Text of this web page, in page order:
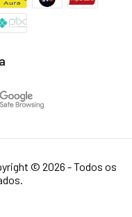
© 2026 - Todos os